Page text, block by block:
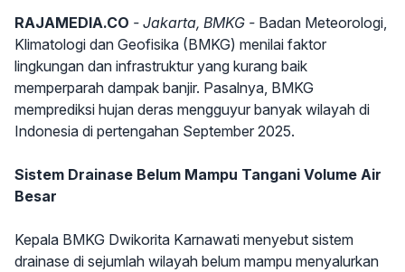
RAJAMEDIA.CO - Jakarta, BMKG - Badan Meteorologi,
Klimatologi dan Geofisika (BMKG) menilai faktor
lingkungan dan infrastruktur yang kurang baik
memperparah dampak banjir. Pasalnya, BMKG
memprediksi hujan deras mengguyur banyak wilayah di
Indonesia di pertengahan September 2025.
Sistem Drainase Belum Mampu Tangani Volume Air
Besar
Kepala BMKG Dwikorita Karnawati menyebut sistem
drainase di sejumlah wilayah belum mampu menyalurkan